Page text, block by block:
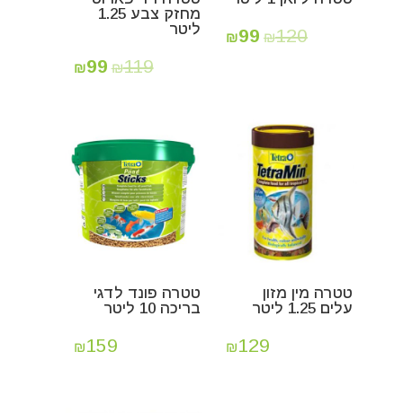
₪120
₪99
מחזק צבע 1.25
ליטר
₪119
₪99
טטרה מין מזון
עלים 1.25 ליטר
₪129
טטרה פונד לדגי
בריכה 10 ליטר
₪159